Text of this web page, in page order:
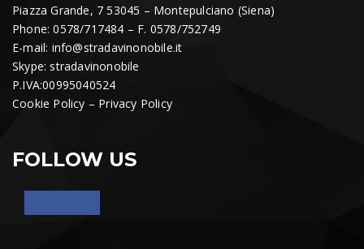
Piazza Grande, 7 53045 – Montepulciano (Siena)
Phone: 0578/717484 – F. 0578/752749
E-mail: info@stradavinonobile.it
Skype: stradavinonobile
P.IVA:00995040524
Cookie Policy – Privacy Policy
FOLLOW US